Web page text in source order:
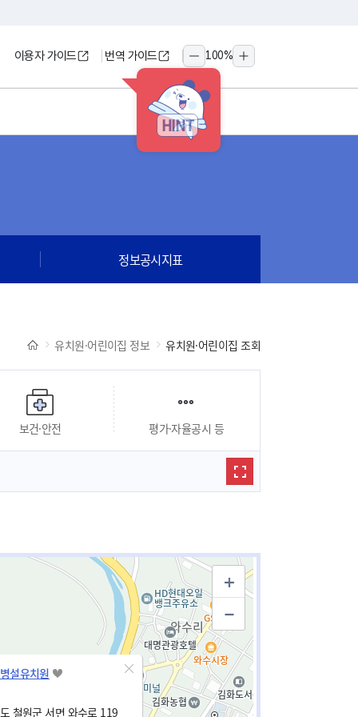
HINT
이용자 가이드 번역 가이드
축소
100%
확대
정보공시지표
유치원·어린이집 정보 유치원·어린이집 조회
보건·안전 평가·자율공시 등
설유치원
철원군 서면 와수로 119